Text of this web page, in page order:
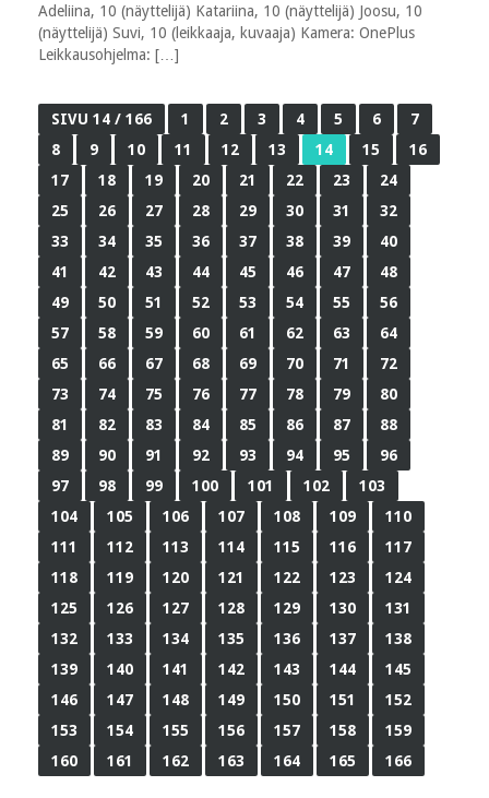
Adeliina, 10 (näyttelijä) Katariina, 10 (näyttelijä) Joosu, 10
(näyttelijä) Suvi, 10 (leikkaaja, kuvaaja) Kamera: OnePlus
Leikkausohjelma: […]
SIVU 14 / 166 1 2 3 4 5 6
7
8
9 10 11 12 13 14 15
16
17
18 19 20 21 22 23
24
25
26 27 28 29 30 31
32
33
34 35 36 37 38 39
40
41
42 43 44 45 46 47
48
49
50 51 52 53 54 55
56
57
58 59 60 61 62 63
64
65
66 67 68 69 70 71
72
73
74 75 76 77 78 79
80
81
82 83 84 85 86 87
88
89
90 91 92 93 94 95
96
97
98 99 100 101 102
103
104
105 106 107 108 109
110
111
112 113 114 115 116
117
118
119 120 121 122 123
124
125
126 127 128 129 130
131
132
133 134 135 136 137
138
139
140 141 142 143 144
145
146
147 148 149 150 151
152
153
154 155 156 157 158
159
160
161 162 163 164 165 166